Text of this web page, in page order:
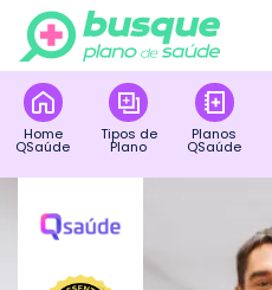
Home
QSaúde
Tipos de
Plano
Planos
QSaúde